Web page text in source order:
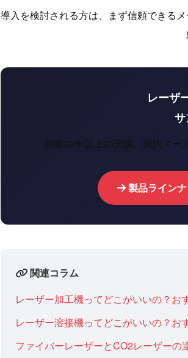
導入を検討される方は、まず信頼できる
レーザ
創業30年以上の実績。国内メー
製品ライン
関連コラム
レーザー加工機ってどこがいいの？お
レーザー溶接機ってどこがいいの？お
ファイバーレーザーとCO2レーザーの